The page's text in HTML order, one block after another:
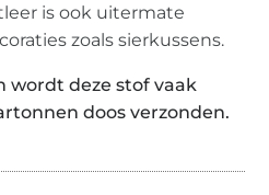
is ook uitermate
zoals sierkussens.
wordt deze stof vaak
doos verzonden.